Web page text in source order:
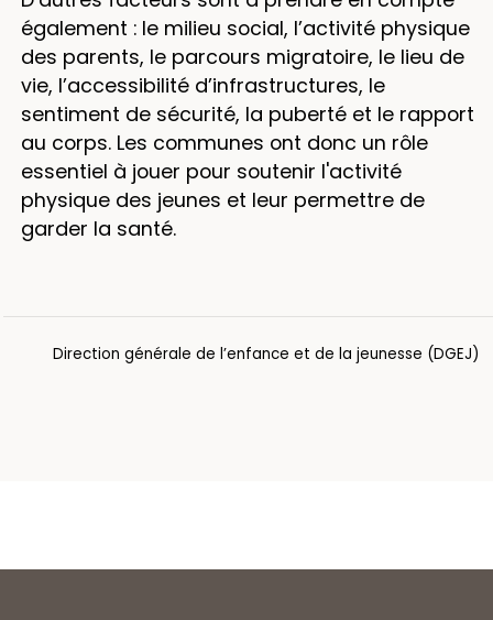
également : le milieu social, l’activité physique
des parents, le parcours migratoire, le lieu de
vie, l’accessibilité d’infrastructures, le
sentiment de sécurité, la puberté et le rapport
au corps. Les communes ont donc un rôle
essentiel à jouer pour soutenir l'activité
physique des jeunes et leur permettre de
garder la santé.
Direction générale de l’enfance et de la jeunesse (DGEJ)